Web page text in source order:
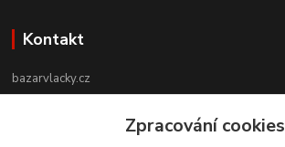
Kontakt
bazarvlacky.cz
+420 774 141 314Zpracování cookies